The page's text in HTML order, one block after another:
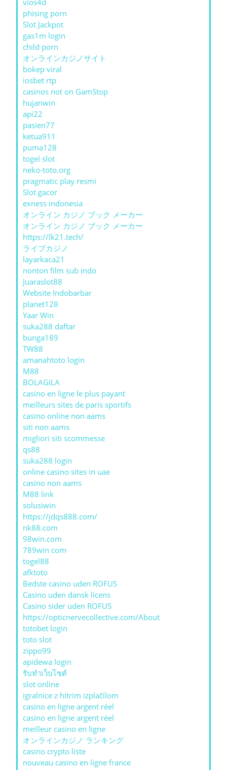
vios4d
phising porn
Slot Jackpot
gas1m login
child porn
オンラインカジノサイト
bokep viral
iosbet rtp
casinos not on GamStop
hujanwin
api22
pasien77
ketua911
puma128
togel slot
neko-toto.org
pragmatic play resmi
Slot gacor
exness indonesia
オンライン カジノ ブック メーカー
オンライン カジノ ブック メーカー
https://lk21.tech/
ライブカジノ
layarkaca21
nonton film sub indo
Juaraslot88
Website Indobarbar
planet128
Yaar Win
suka288 daftar
bunga189
TW88
amanahtoto login
M88
BOLAGILA
casino en ligne le plus payant
meilleurs sites de paris sportifs
casino online non aams
siti non aams
migliori siti scommesse
qs88
suka288 login
online casino sites in uae
casino non aams
M88 link
solusiwin
https://jdqs888.com/
nk88.com
98win.com
789win com
togel88
afktoto
Bedste casino uden ROFUS
Casino uden dansk licens
Casino sider uden ROFUS
https://opticnervecollective.com/About
totobet login
toto slot
zippo99
apidewa login
รับทําเว็บไซต์
slot online
igralnice z hitrim izplačilom
casino en ligne argent réel
casino en ligne argent réel
meilleur casino en ligne
オンラインカジノ ランキング
casino crypto liste
nouveau casino en ligne france